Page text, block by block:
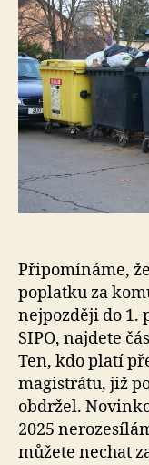
Připomínáme,
poplatku za
nejpozději do 1.
SIPO, najdete
Ten, kdo platí
magistrátu, již
obdržel.
2025
můžete nechat